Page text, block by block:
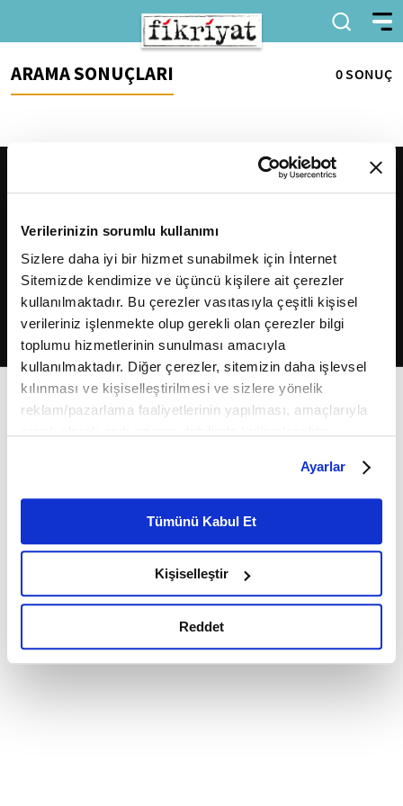
Verilerinizin sorumlu kullanımı
Sizlere daha iyi bir hizmet sunabilmek için İnternet
Sitemizde kendimize ve üçüncü kişilere ait çerezler
kullanılmaktadır. Bu çerezler vasıtasıyla çeşitli kişisel
verileriniz işlenmekte olup gerekli olan çerezler bilgi
toplumu hizmetlerinin sunulması amacıyla
kullanılmaktadır. Diğer çerezler, sitemizin daha işlevsel
kılınması ve kişiselleştirilmesi ve sizlere yönelik
reklam/pazarlama faaliyetlerinin yapılması, amaçlarıyla
belirleyebilirsiniz. Çerezlere ilişkin detaylı bilgi için
Ayarlar butonuna tıklayabilir,Çerez Bilgilendirme
Metnimizi ziyaret edebilirsiniz.
6698 sayılı Kişisel Verilerin Korunması Kanunu uyarınca
okumak ve sitemizi ziyaretiniz kapsamında
gerçekleştirilen veri işleme faaliyetleri ile ilgili daha
detaylı bilgi almak için lütfentıklayınız.
Ayarlar
Tümünü Kabul Et
Kişiselleştir
Reddet
ARAMA SONUÇLARI 0 SONUÇ
2026Fikriyat. Tüm hakları saklıdır.